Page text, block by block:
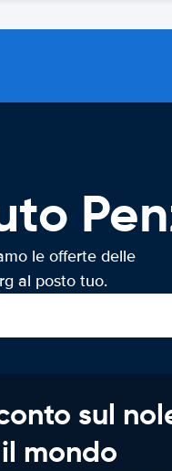
le offerte delle
al posto tuo.
sul
mondo